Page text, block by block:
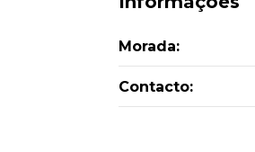
Morada:
Contacto: